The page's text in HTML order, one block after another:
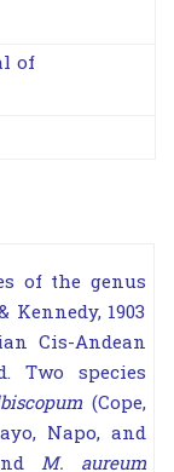
of
of the genus
Kennedy, 1903
Cis-Andean
Two species
(Cope,
Napo, and
M. aureum